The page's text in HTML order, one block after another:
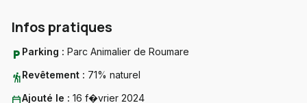
Infos pratiques
local_parking Parking : Parc Animalier de Roumare
hikingRevêtement : 71% naturel
Ajouté le : 16 f�vrier 2024